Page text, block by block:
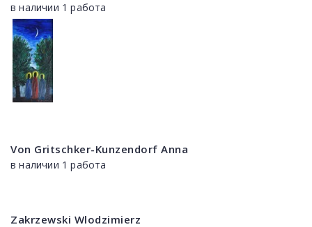
в наличии 1 работа
Von Gritschker-Kunzendorf Anna
в наличии 1 работа
Zakrzewski Wlodzimierz